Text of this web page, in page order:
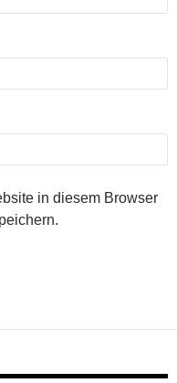
in diesem Browser